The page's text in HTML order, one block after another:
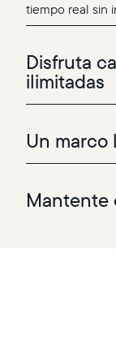
tiempo real sin
Disfruta
ilimitadas
Un marco
Mantente